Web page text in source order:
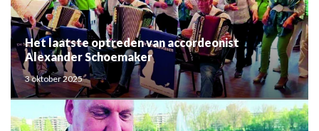
Het laatste optreden van accordeonist
Alexander Schoemaker
3 oktober 2025